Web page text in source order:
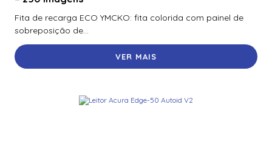
70300Aep0N | Assa Abloy | Placa De Expansão Para
Monitoramento Vertx V300
71000Bep0N01A | Assa Abloy | Controlador Vertx Evo™
V1000
Fita de recarga ECO YMCKO: fita colorida com painel de
sobreposição de...
VER MAIS